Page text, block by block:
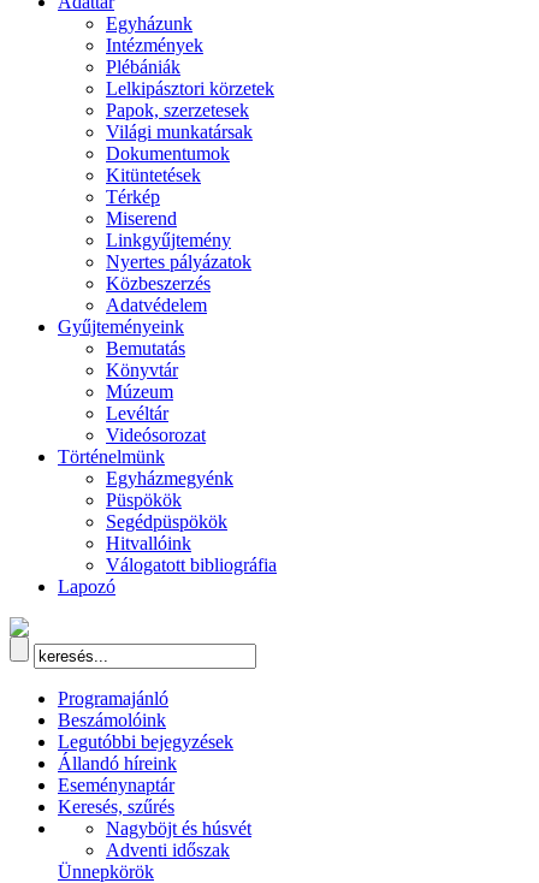
Egyházunk
Intézmények
Plébániák
Lelkipásztori körzetek
Papok, szerzetesek
Világi munkatársak
Dokumentumok
Kitüntetések
Térkép
Miserend
Linkgyűjtemény
Nyertes pályázatok
Közbeszerzés
Adatvédelem
Gyűjteményeink
Bemutatás
Könyvtár
Múzeum
Levéltár
Videósorozat
Történelmünk
Egyházmegyénk
Püspökök
Segédpüspökök
Hitvallóink
Válogatott bibliográfia
Lapozó
Programajánló
Beszámolóink
Legutóbbi bejegyzések
Állandó híreink
Eseménynaptár
Keresés, szűrés
Nagyböjt és húsvét
Adventi időszak
Ünnepkörök